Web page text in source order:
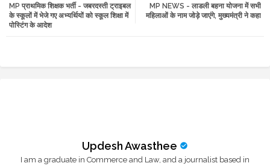
tte ats
MP NEWS - लाडली बहना योजना में सभी
महिलाओं के नाम जोड़े जाएंगे, मुख्यमंत्री ने कहा
MP प्राथमिक शिक्षक भर्ती - जबरदस्ती ट्राइबल
के स्कूलों में भेजे गए अभ्यर्थियों को स्कूल शिक्षा में
पोस्टिंग के आदेश
Updesh Awasthee
I am a graduate in Commerce and Law, and a journalist based in